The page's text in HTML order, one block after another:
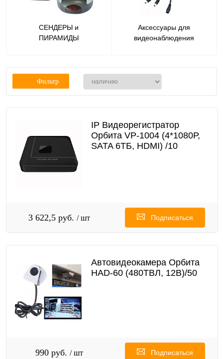
СЕНДЕРЫ и
ПИРАМИДЫ
Аксессуары для
видеонаблюдения
Фильтр
IP Видеорегистратор
Орбита VР-1004 (4*1080Р,
SATA 6ТБ, HDMI) /10
3 622,5 руб. / шт Подписаться
Автовидеокамера Орбита
HAD-60 (480ТВЛ, 12В)/50
990 руб. / шт Подписаться